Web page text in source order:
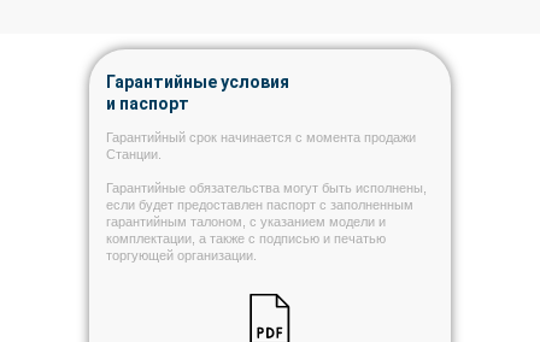
Гарантийные условия
и паспорт
Гарантийный срок начинается с момента продажи
Станции.
Гарантийные обязательства могут быть исполнены,
если будет предоставлен паспорт с заполненным
гарантийным талоном, с указанием модели и
комплектации, а также с подписью и печатью
торгующей организации.